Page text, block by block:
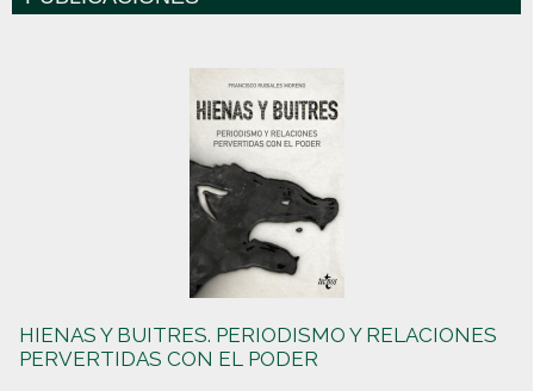
HIENAS Y BUITRES. PERIODISMO Y RELACIONES
PERVERTIDAS CON EL PODER